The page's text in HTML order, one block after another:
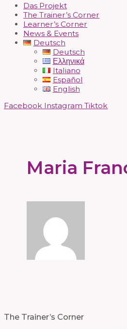
Das Projekt
The Trainer’s Corner
Learner’s Corner
News & Events
Deutsch
Deutsch
Ελληνικά
Italiano
Español
English
Facebook Instagram Tiktok
Maria
The Trainer’s Corner